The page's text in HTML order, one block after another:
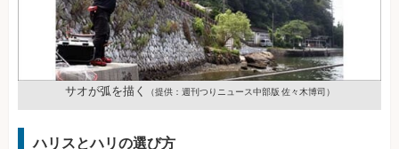
サオが弧を描く （提供：週刊つりニュース中部版 佐々木博司）
ハリスとハリの選び方